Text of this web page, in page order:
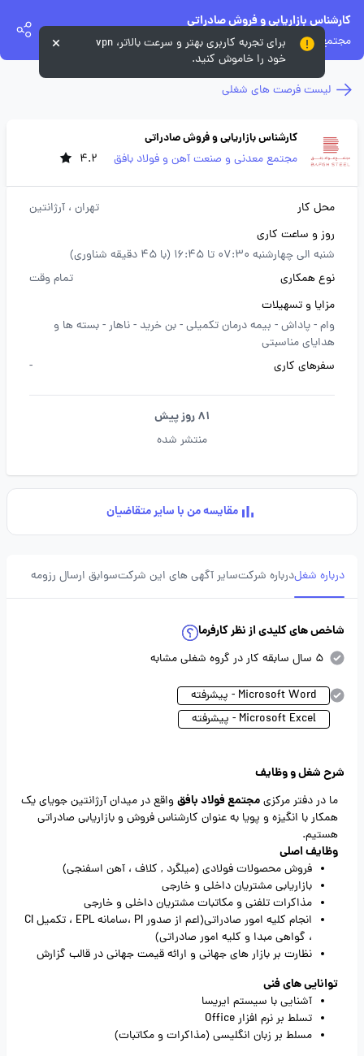
کارشناس بازاریابی و فروش صادراتی
مجتمع معدنی و صنعت آهن و فولاد بافق
لیست فرصت های شغلی
کارشناس بازاریابی و فروش صادراتی
مجتمع معدنی و صنعت آهن و فولاد بافق
4.2
محل کار تهران ، آرژانتین
روز و ساعت کاری
شنبه الی چهارشنبه 07:30 تا 16:45 (با 45 دقیقه شناوری)
نوع همکاری
تمام وقت
مزایا و تسهیلات
وام -پاداش - بیمه درمان تکمیلی -بن خرید -ناهار -بسته ها و
هدایای مناسبتی
سفرهای کاری
-
81 روز پیش
منتشر شده
مقایسه من با سایر متقاضیان
درباره شغلدرباره شرکتسایر آگهی های این شرکتسوابق ارسال رزومه
شاخص های کلیدی از نظر کارفرما
5 سال سابقه کار در گروه شغلی مشابه
Microsoft Word - پیشرفته
Microsoft Excel - پیشرفته
شرح شغل و وظایف
ما در دفتر مرکزیمجتمع فولاد بافقواقع در میدان آرژانتین جویای یک
همکار با انگیزه و پویا به عنوان کارشناس فروش و بازاریابی صادراتی
هستیم.
وظایف اصلی
فروش محصولات فولادی (میلگرد , کلاف ، آهن اسفنجی)
بازاریابی مشتریان داخلی و خارجی
مذاکرات تلفنی و مکاتبات مشتریان داخلی و خارجی
انجام کلیه امور صادراتی(اعم از صدور PI ،سامانه EPL ، تکمیل CI
، گواهی مبدا و کلیه امور صادراتی)
نظارت بر بازار های جهانی و ارائه قیمت جهانی در قالب گزارش
توانایی های فنی
آشنایی با سیستم ایریسا
تسلط بر نرم افزار Office
مسلط بر زبان انگلیسی (مذاکرات و مکاتبات)
برای تجربه کاربری بهتر و سرعت بالاتر، vpn
خود را خاموش کنید.